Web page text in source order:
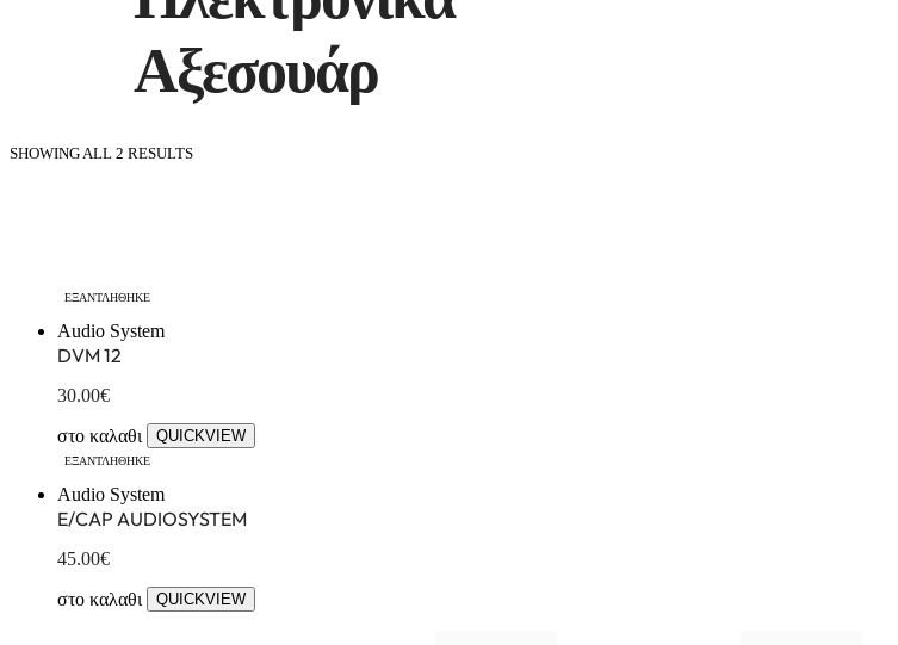
Αξεσουάρ
SHOWING ALL 2 RESULTS
ΕΞΑΝΤΛΗΘΗΚΕ
Audio System
DVM 12
30.00€
στο καλαθι
QUICKVIEW
ΕΞΑΝΤΛΗΘΗΚΕ
Audio System
E/CAP AUDIOSYSTEM
45.00€
στο καλαθι
QUICKVIEW